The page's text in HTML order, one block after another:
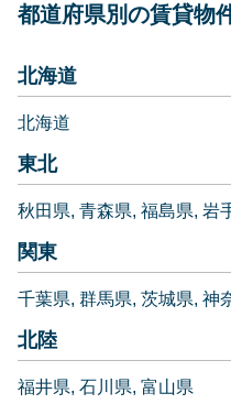
都道府県別の賃貸物
北海道
北海道
東北
秋田県 青森県 福島県 岩
関東
千葉県 群馬県 茨城県 神
北陸
福井県 石川県 富山県